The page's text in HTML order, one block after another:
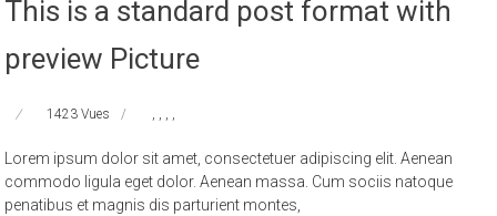
This is a standard post format with
preview Picture
1423 Vues , , , ,
Lorem ipsum dolor sit amet, consectetuer adipiscing elit. Aenean
commodo ligula eget dolor. Aenean massa. Cum sociis natoque
penatibus et magnis dis parturient montes,